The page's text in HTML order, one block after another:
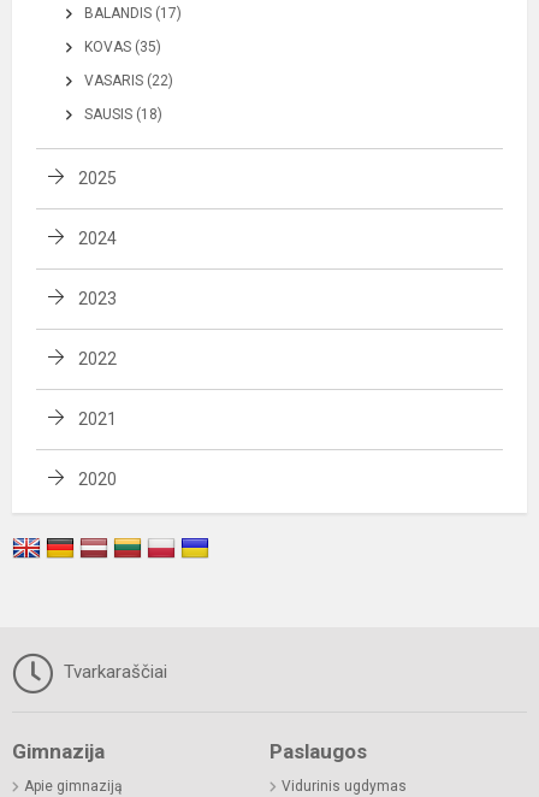
BALANDIS (17)
KOVAS (35)
VASARIS (22)
SAUSIS (18)
2025
2024
2023
2022
2021
2020
Tvarkaraščiai
Gimnazija
Apie gimnaziją
Paslaugos
Vidurinis ugdymas